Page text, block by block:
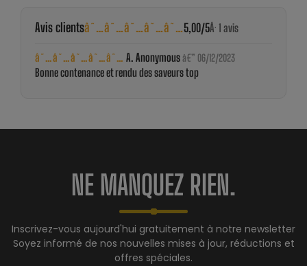
Avis clientsâ˜…â˜…â˜…â˜…â˜…5,00/5Â· 1 avis
â˜…â˜…â˜…â˜…â˜… A. Anonymousâ€” 06/12/2023
Bonne contenance et rendu des saveurs top
NE MANQUEZ RIEN.
Inscrivez-vous aujourd'hui gratuitement à notre newsletter
Soyez informé de nos nouvelles mises à jour, réductions et
offres spéciales.